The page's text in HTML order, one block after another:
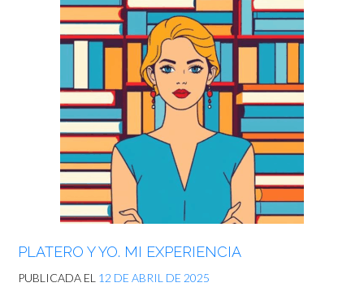
PLATERO Y YO. MI EXPERIENCIA
PUBLICADA EL 12 DE ABRIL DE 2025